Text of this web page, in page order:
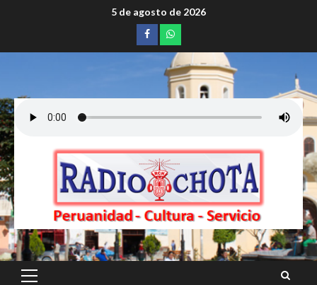
5 de agosto de 2026
Facebookwhatsapp
Menú